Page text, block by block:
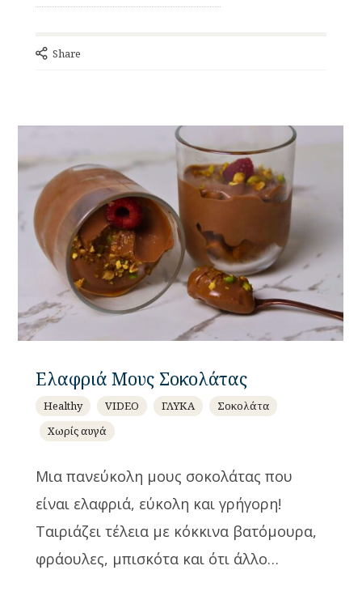
Share
Ελαφριά Μους Σοκολάτας
Healthy VIDEO ΓΛΥΚΑ
Σοκολάτα
Χωρίς αυγά
Μια πανεύκολη μους σοκολάτας που
είναι ελαφριά, εύκολη και γρήγορη!
Ταιριάζει τέλεια με κόκκινα βατόμουρα,
φράουλες, μπισκότα και ότι άλλο…